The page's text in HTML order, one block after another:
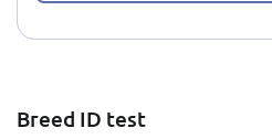
Breed ID test